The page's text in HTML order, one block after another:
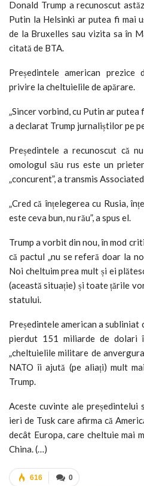
Donald Trump a recunoscut
Putin la Helsinki ar putea fi mai
de la Bruxelles sau vizita sa în
citată de BTA.
Președintele american
privire la cheltuielile de apărare.
„Sincer vorbind, cu Putin ar putea
a declarat Trump jurnaliștilor pe
Președintele a recunoscut că
omologul său rus este un
„concurent”, a transmis
„Cred că înțelegerea cu Rusia,
este ceva bun, nu rău”, a spus el.
Trump a vorbit din nou, în mod
că pactul „nu se referă doar la
Noi cheltuim prea mult și ei
(această situație) și toate țările
statului.
Președintele american a subliniat
pierdut 151 miliarde de dolari
„cheltuielile militare de
NATO îi ajută (pe aliați) mult
Trump.
Aceste cuvinte ale președintelui
ieri de Tusk care afirma că
decât Europa, care cheltuie mai
China. (…)
0
616